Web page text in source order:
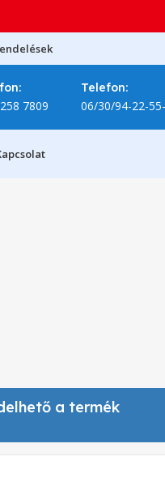
7809
Telefon:
06/30/94-22-
a termék